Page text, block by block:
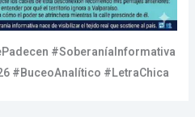
#SoberaníaInformativa
#BuceoAnalítico #LetraChica